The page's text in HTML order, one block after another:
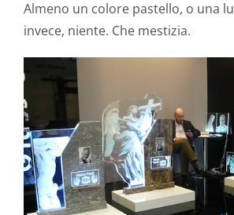
Almeno un colore pastello, o una
invece, niente. Che mestizia.